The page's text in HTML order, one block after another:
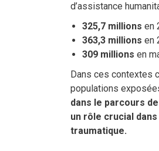
d’assistance
325,7 millions en
363,3 millions en
309 millions en
Dans ces contextes
populations
dans le parcours
un rôle crucial
traumatique.